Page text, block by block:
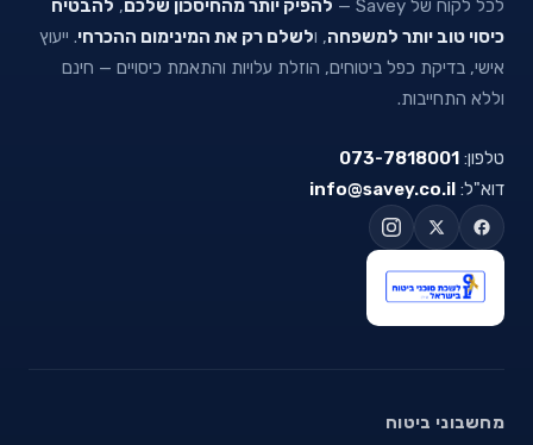
לכל לקוח של Savey —
להפיק יותר מהחיסכון שלכם, להבטיח
כיסוי טוב יותר למשפחה, ולשלם רק את המינימום ההכרחי. ייעוץ
אישי, בדיקת כפל ביטוחים, הוזלת עלויות והתאמת כיסויים — חינם
וללא התחייבות.
טלפון: 073-7818001
דוא"ל: info@savey.co.il
מחשבוני ביטוח